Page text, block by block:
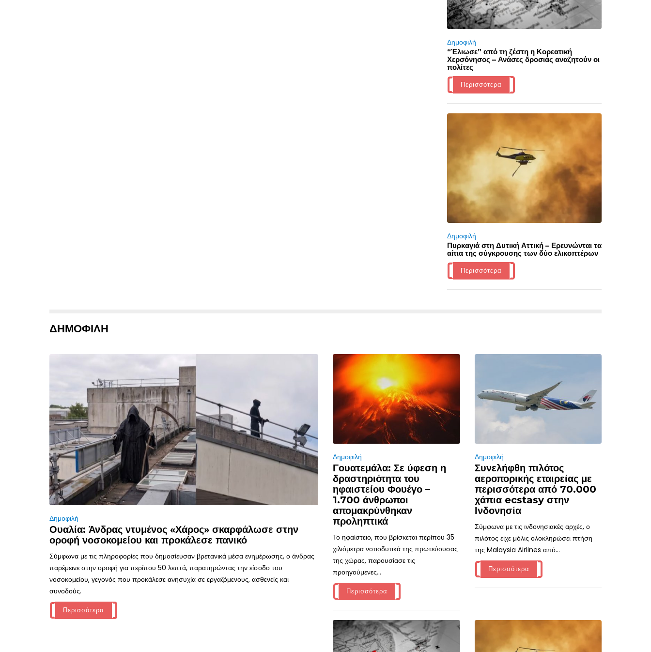
Δημοφιλή
“Έλιωσε” από τη ζέστη η Κορεατική
Χερσόνησος – Ανάσες δροσιάς αναζητούν οι
πολίτες
Περισσότερα
Δημοφιλή
Πυρκαγιά στη Δυτική Αττική – Ερευνώνται τα
αίτια της σύγκρουσης των δύο ελικοπτέρων
Περισσότερα
ΔΗΜΟΦΙΛΗ
Δημοφιλή
Ουαλία: Άνδρας ντυμένος «Χάρος» σκαρφάλωσε στην
οροφή νοσοκομείου και προκάλεσε πανικό
Σύμφωνα με τις πληροφορίες που δημοσίευσαν βρετανικά μέσα ενημέρωσης, ο άνδρας
παρέμεινε στην οροφή για περίπου 50 λεπτά, παρατηρώντας την είσοδο του
νοσοκομείου, γεγονός που προκάλεσε ανησυχία σε εργαζόμενους, ασθενείς και
συνοδούς.
Περισσότερα
Δημοφιλή
Γουατεμάλα: Σε ύφεση η
δραστηριότητα του
ηφαιστείου Φουέγο –
1.700 άνθρωποι
απομακρύνθηκαν
προληπτικά
Το ηφαίστειο, που βρίσκεται περίπου 35
χιλιόμετρα νοτιοδυτικά της πρωτεύουσας
της χώρας, παρουσίασε τις
προηγούμενες...
Περισσότερα
Δημοφιλή
Συνελήφθη πιλότος
αεροπορικής εταιρείας με
περισσότερα από 70.000
χάπια ecstasy στην
Ινδονησία
Σύμφωνα με τις ινδονησιακές αρχές, ο
πιλότος είχε μόλις ολοκληρώσει πτήση
της Malaysia Airlines από...
Περισσότερα